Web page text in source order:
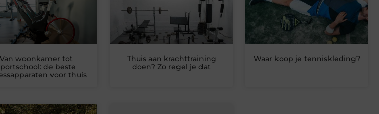
Van woonkamer tot
de beste
voor thuis
Thuis aan krachttraining
doen? Zo regel je dat
Waar koop je tenniskleding?